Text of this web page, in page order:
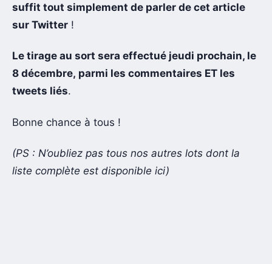
suffit tout simplement de parler de cet article
sur Twitter !
Le tirage au sort sera effectué jeudi prochain, le
8 décembre, parmi les commentaires ET les
tweets liés.
Bonne chance à tous !
(PS : N’oubliez pas tous nos autres lots dont la
liste complète est disponible ici)